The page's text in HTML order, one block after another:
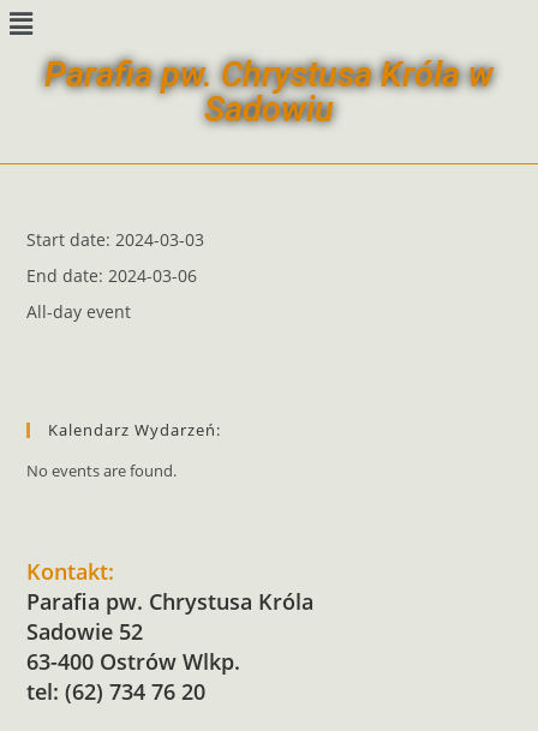
Parafia pw. Chrystusa Króla w
Sadowiu
Start date:2024-03-03
End date:2024-03-06
All-day event
Kalendarz Wydarzeń:
No events are found.
Kontakt:
Parafia pw. Chrystusa Króla
Sadowie 52
63-400 Ostrów Wlkp.
tel: (62) 734 76 20